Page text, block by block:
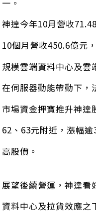
一。
神達今年10月營收
10個月營收450.6億元
規模雲端資料中心及
在伺服器動能帶動下，
市場資金押寶推升神
62、63元附近，漲幅
高股價。
展望後續營運，神達看
資料中心及拉貨效應